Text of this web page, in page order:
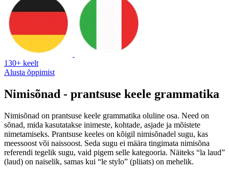
130+ keelt
Alusta õppimist
Nimisõnad - prantsuse keele grammatika
Nimisõnad on prantsuse keele grammatika oluline osa. Need on
sõnad, mida kasutatakse inimeste, kohtade, asjade ja mõistete
nimetamiseks. Prantsuse keeles on kõigil nimisõnadel sugu, kas
meessoost või naissoost. Seda sugu ei määra tingimata nimisõna
referendi tegelik sugu, vaid pigem selle kategooria. Näiteks “la laud”
(laud) on naiselik, samas kui “le stylo” (pliiats) on mehelik.